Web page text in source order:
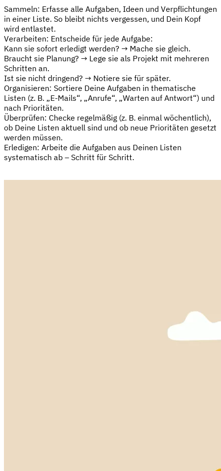
Sammeln: Erfasse alle Aufgaben, Ideen und Verpflichtungen
in einer Liste. So bleibt nichts vergessen, und Dein Kopf
wird entlastet.
Verarbeiten: Entscheide für jede Aufgabe:
Kann sie sofort erledigt werden? → Mache sie gleich.
Braucht sie Planung? → Lege sie als Projekt mit mehreren
Schritten an.
Ist sie nicht dringend? → Notiere sie für später.
Organisieren: Sortiere Deine Aufgaben in thematische
Listen (z. B. „E-Mails“, „Anrufe“, „Warten auf Antwort“) und
nach Prioritäten.
Überprüfen: Checke regelmäßig (z. B. einmal wöchentlich),
ob Deine Listen aktuell sind und ob neue Prioritäten gesetzt
werden müssen.
Erledigen: Arbeite die Aufgaben aus Deinen Listen
systematisch ab – Schritt für Schritt.